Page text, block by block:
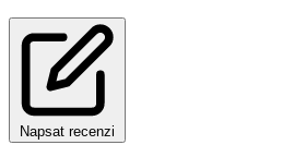
Napsat recenzi